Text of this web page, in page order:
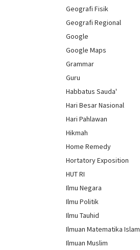
Geografi Fisik
Geografi Regional
Google
Google Maps
Grammar
Guru
Habbatus Sauda'
Hari Besar Nasional
Hari Pahlawan
Hikmah
Home Remedy
Hortatory Exposition
HUT RI
Ilmu Negara
Ilmu Politik
Ilmu Tauhid
Ilmuan Matematika Islam
Ilmuan Muslim